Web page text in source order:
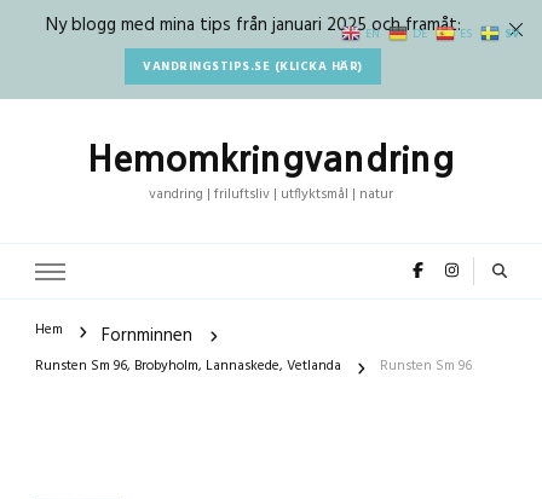
Ny blogg med mina tips från januari 2025 och framåt:
VANDRINGSTIPS.SE (KLICKA HÄR)
Hemomkringvandring
vandring | friluftsliv | utflyktsmål | natur
Hem Fornminnen
Runsten Sm 96, Brobyholm, Lannaskede, Vetlanda Runsten Sm 96
EN DE ES SV